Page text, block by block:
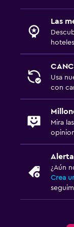
Piscina al aire libre
Toallas para
Estacionamiento
Traslado
Habitación
Armario o clóset
Ideal para familias
Cuna/cama nido
Las
Usa
con
Mira
¿Aún
Crea